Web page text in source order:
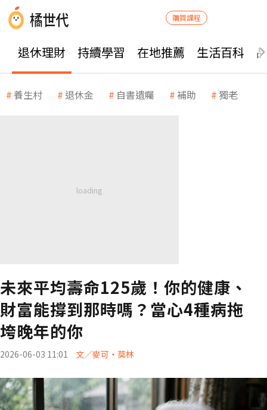
購買課程
退休理財 持續學習 在地推薦 生活百科
養生村 退休金 自書遺囑 補助 獨老
未來平均壽命125歲！你的健康、
財富能撐到那時嗎？當心4種病拖
垮晚年的你
2026-06-03 11:01 文／麥可・莫林